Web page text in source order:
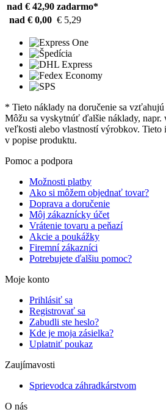
nad € 42,90 zadarmo*
nad € 0,00 € 5,29
* Tieto náklady na doručenie sa vzťahujú
Môžu sa vyskytnúť ďalšie náklady, napr.
veľkosti alebo vlastností výrobkov. Tieto
v popise produktu.
Pomoc a podpora
Možnosti platby
Ako si môžem objednať tovar?
Doprava a doručenie
Môj zákaznícky účet
Vrátenie tovaru a peňazí
Akcie a poukážky
Firemní zákazníci
Potrebujete ďalšiu pomoc?
Moje konto
Prihlásiť sa
Registrovať sa
Zabudli ste heslo?
Kde je moja zásielka?
Uplatniť poukaz
Zaujímavosti
Sprievodca záhradkárstvom
O nás